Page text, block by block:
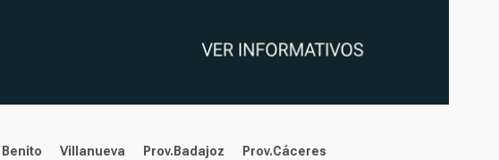
Benito Villanueva Prov.Badajoz Prov.Cáceres